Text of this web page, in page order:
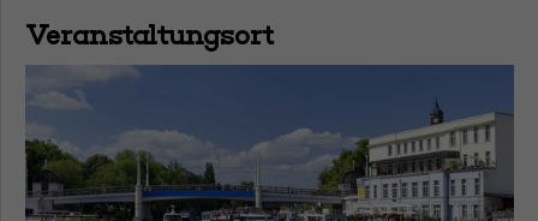
Veranstaltungsort